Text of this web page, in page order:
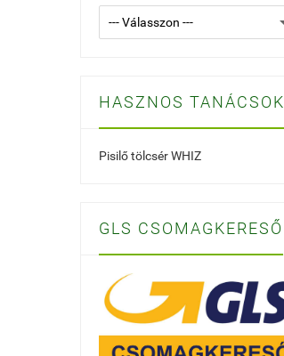
HASZNOS TANÁCSOK
Pisilő tölcsér WHIZ
GLS CSOMAGKERESŐ